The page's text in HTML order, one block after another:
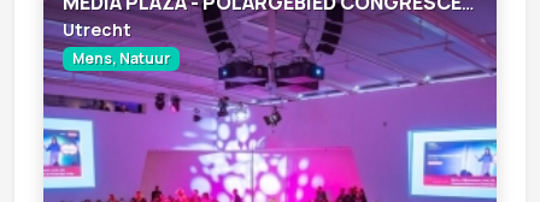
Utrecht
Mens, Natuur